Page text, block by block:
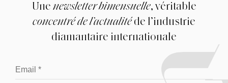
Unenewsletter bimensuelle, véritable
concentré de l’actualitéde l’industrie
diamantaire internationale